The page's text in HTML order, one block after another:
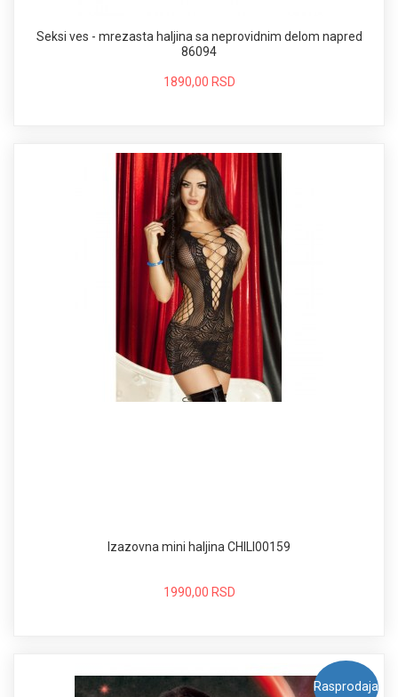
Seksi ves - mrezasta haljina sa neprovidnim delom napred
86094
1890,00 RSD
Izazovna mini haljina CHILI00159
1990,00 RSD
Rasprodaja